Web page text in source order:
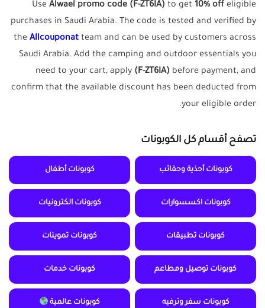
Use Alwael promo code (F-ZT6IA) to get 10% off eligible
purchases in Saudi Arabia. The code is tested and verified by
the Allcouponat team and can be used by customers across
Saudi Arabia. Add the camping and outdoor essentials you
need to your cart, apply (F-ZT6IA) before payment, and
confirm that the available discount has been deducted from
your eligible order.
تصفح أقسام كل الكوبونات
كوبونات أحذية وحقائب كوبونات أطفال
كوبونات اكسسوارات كوبونات الكترونيات
كوبونات تطبيقات كوبونات تموينات
كوبونات توصيل ومطاعم كوبونات خدمات
كوبونات سفر وترفيه كوبونات عالمية